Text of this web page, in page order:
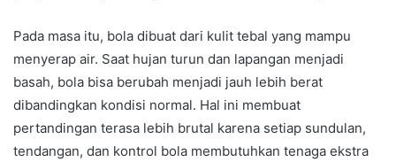
Pada masa itu, bola dibuat dari kulit tebal yang mampu
menyerap air. Saat hujan turun dan lapangan menjadi
basah, bola bisa berubah menjadi jauh lebih berat
dibandingkan kondisi normal. Hal ini membuat
pertandingan terasa lebih brutal karena setiap sundulan,
tendangan, dan kontrol bola membutuhkan tenaga ekstra